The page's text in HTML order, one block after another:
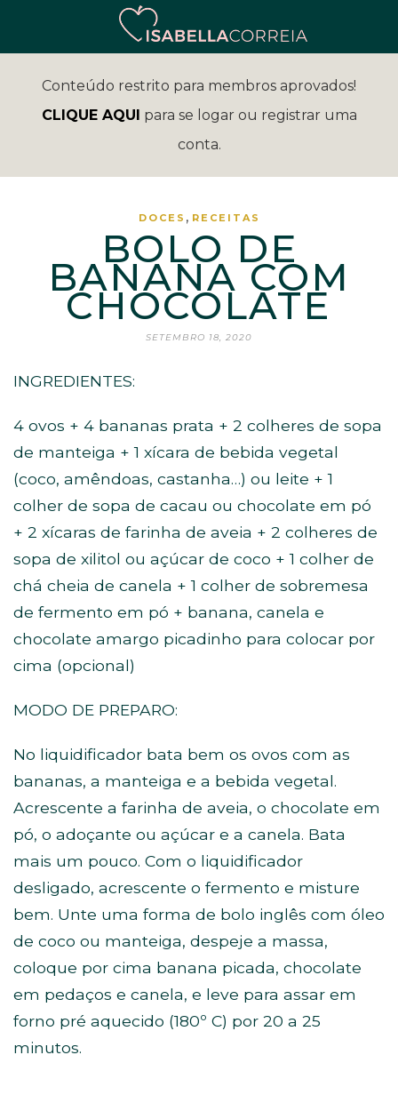
Conteúdo restrito para membros aprovados!
CLIQUE AQUI para se logar ou registrar uma
conta.
DOCES , RECEITAS
BOLO DE
BANANA COM
CHOCOLATE⁣
SETEMBRO 18, 2020
INGREDIENTES:
4 ovos + 4 bananas prata + 2 colheres de sopa
de manteiga + 1 xícara de bebida vegetal
(coco, amêndoas, castanha…) ou leite + 1
colher de sopa de cacau ou chocolate em pó
+ 2 xícaras de farinha de aveia + 2 colheres de
sopa de xilitol ou açúcar de coco + 1 colher de
chá cheia de canela + 1 colher de sobremesa
de fermento em pó + banana, canela e
chocolate amargo picadinho para colocar por
cima (opcional)⁣
MODO DE PREPARO:
No liquidificador bata bem os ovos com as
bananas, a manteiga e a bebida vegetal.
Acrescente a farinha de aveia, o chocolate em
pó, o adoçante ou açúcar e a canela. Bata
mais um pouco. Com o liquidificador
desligado, acrescente o fermento e misture
bem. Unte uma forma de bolo inglês com óleo
de coco ou manteiga, despeje a massa,
coloque por cima banana picada, chocolate
em pedaços e canela, e leve para assar em
forno pré aquecido (180º C) por 20 a 25
minutos. ⁣